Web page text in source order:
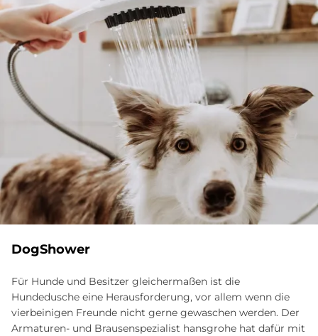
DogShower
Für Hunde und Besitzer gleichermaßen ist die
Hundedusche eine Herausforderung, vor allem wenn die
vierbeinigen Freunde nicht gerne gewaschen werden. Der
Armaturen- und Brausenspezialist hansgrohe hat dafür mit